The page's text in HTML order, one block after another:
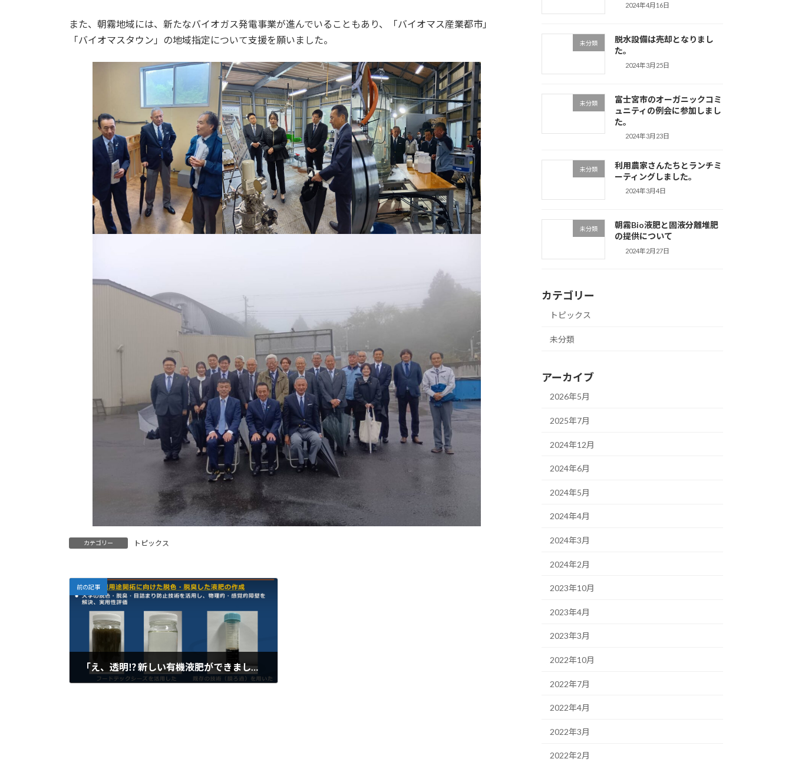
また、朝霧地域には、新たなバイオガス発電事業が進んでいることもあり、「バイオマス産業都市」
「バイオマスタウン」の地域指定について支援を願いました。
カテゴリー トピックス
前の記事
「え、透明⁉ 新しい有機液肥ができました！」
2024年4月16日
未分類
脱水設備は売却となりまし
た。
2024年3月25日
未分類
富士宮市のオーガニックコミ
ュニティの例会に参加しまし
た。
2024年3月23日
未分類
利用農家さんたちとランチミ
ーティングしました。
2024年3月4日
未分類
朝霧Bio液肥と固液分離堆肥
の提供について
2024年2月27日
カテゴリー
トピックス
未分類
アーカイブ
2026年5月
2025年7月
2024年12月
2024年6月
2024年5月
2024年4月
2024年3月
2024年2月
2023年10月
2023年4月
2023年3月
2022年10月
2022年7月
2022年4月
2022年3月
2022年2月